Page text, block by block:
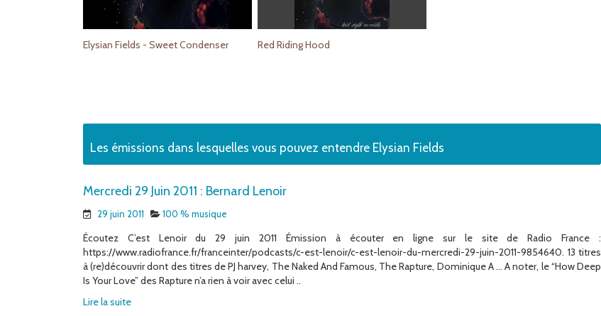
Elysian Fields - Sweet Condenser Red Riding Hood
Les émissions dans lesquelles vous pouvez entendre Elysian Fields
Mercredi 29 Juin 2011 : Bernard Lenoir
29 juin 2011 100 % musique
Écoutez C’est Lenoir du 29 juin 2011 Émission à écouter en ligne sur le site de Radio France :
https://www.radiofrance.fr/franceinter/podcasts/c-est-lenoir/c-est-lenoir-du-mercredi-29-juin-2011-9854640. 13 titres
à (re)découvrir dont des titres de PJ harvey, The Naked And Famous, The Rapture, Dominique A … A noter, le “How Deep
Is Your Love” des Rapture n’a rien à voir avec celui ..
Lire la suite